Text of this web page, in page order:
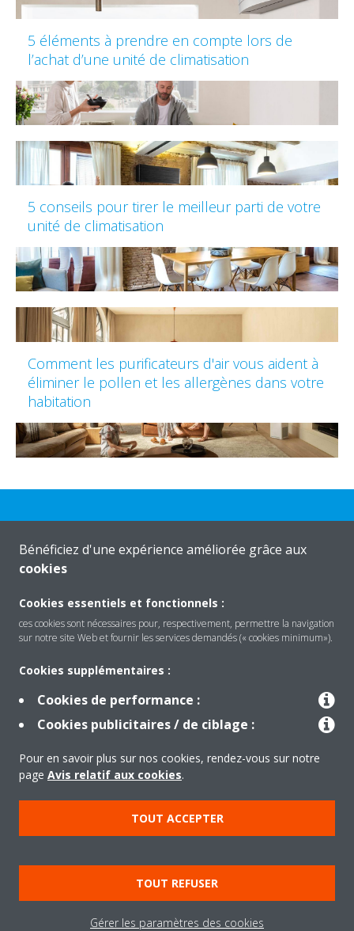
5 éléments à prendre en compte lors de
l’achat d’une unité de climatisation
5 conseils pour tirer le meilleur parti de votre
unité de climatisation
Comment les purificateurs d'air vous aident à
éliminer le pollen et les allergènes dans votre
habitation
Besoin d'aide?
À propos de Daikin
Copyright © Daikin
Politique de confidentialité des données
éthique de l'entreprise
Bénéficiez d'une expérience améliorée grâce aux
cookies
Cookies essentiels et fonctionnels :
ces cookies sont nécessaires pour, respectivement, permettre la navigation
sur notre site Web et fournir les services demandés (« cookies minimum»).
Cookies supplémentaires :
Cookies de performance :
Cookies publicitaires / de ciblage :
Pour en savoir plus sur nos cookies, rendez-vous sur notre
page Avis relatif aux cookies.
TOUT ACCEPTER
TOUT REFUSER
Gérer les paramètres des cookies